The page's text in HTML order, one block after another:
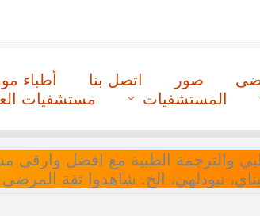
صور اتصل بنا أطباء
المستشفيات مستشفيات
الطبي والترجمة الطبية مع افضل
نيودلهي، الخ. شاهدوا ثقة المرضى